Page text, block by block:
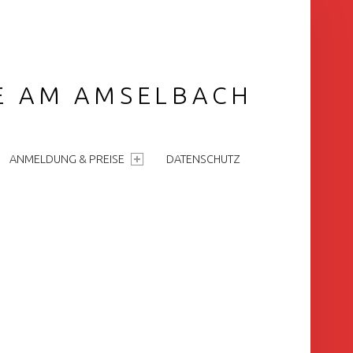
AM AMSELBACH
ANMELDUNG & PREISE DATENSCHUTZ